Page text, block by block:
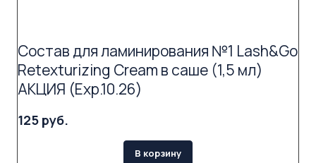
Состав для ламинирования №1 Lash&Go
Retexturizing Cream в саше (1,5 мл)
АКЦИЯ (Exp.10.26)
125 руб.
В корзину